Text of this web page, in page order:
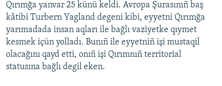
Qırımğa yanvar 25 künü keldi. Avropa Şurasınıñ baş
kâtibi Turbern Yagland degeni kibi, eyyetni Qırımğa
yarımadada insan aqları ile bağlı vaziyetke qıymet
kesmek içün yolladı. Bunıñ ile eyyetniñ işi mustaqil
olacağını qayd etti, onıñ işi Qırımnıñ territorial
statusına bağlı degil eken.